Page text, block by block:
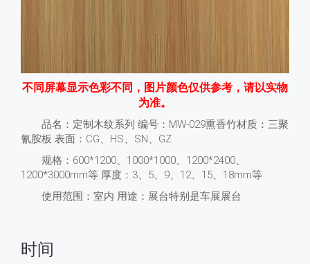
不同屏幕显示色彩不同，图片颜色仅供参考，请以实物
为准。
品名：定制木纹系列 编号：MW-029熏香竹材质：三聚
氰胺板 表面：CG、HS、SN、GZ
规格：600*1200、1000*1000、1200*2400、
1200*3000mm等 厚度：3、5、9、12、15、18mm等
使用范围：室内 用途：展台特别是车展展台
时间